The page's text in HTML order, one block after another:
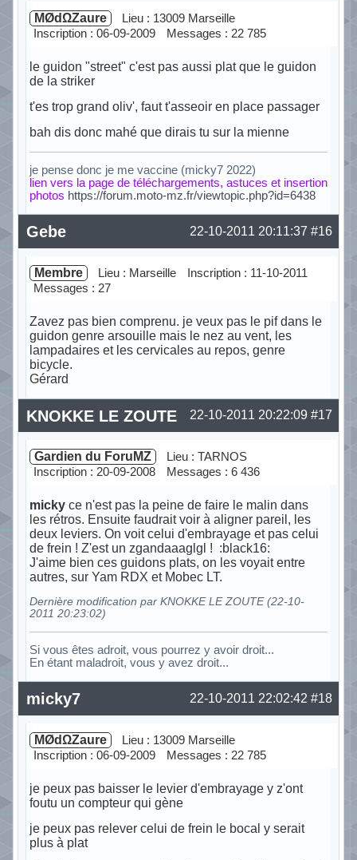
MØdΩZaure
Lieu : 13009 Marseille
Inscription : 06-09-2009
Messages : 22 785
le guidon "street" c'est pas aussi plat que le guidon
de la striker
t'es trop grand oliv', faut t'asseoir en place passager
bah dis donc mahé que dirais tu sur la mienne
je pense donc je me vaccine (micky7 2022)
lien vers la page de téléchargements, astuces et insertion
photos https://forum.moto-mz.fr/viewtopic.php?id=6438
Hors ligne #16
22-10-2011 20:11:37
Gebe
Membre Lieu : Marseille
Inscription : 11-10-2011
Messages : 27
Zavez pas bien comprenu. je veux pas le pif dans le
guidon genre arsouille mais le nez au vent, les
lampadaires et les cervicales au repos, genre
bicycle.
Gérard
Hors ligne #17
22-10-2011 20:22:09
KNOKKE LE ZOUTE
Gardien du ForuMZ
Lieu : TARNOS
Inscription : 20-09-2008
Messages : 6 436
mickyce n'est pas la peine de faire le malin dans
les rétros. Ensuite faudrait voir à aligner pareil, les
deux leviers. On voit celui d'embrayage et pas celui
de frein ! Z'est un zgandaaaglgl ! :black16:
J'aime bien ces guidons plats, on les voyait entre
autres, sur Yam RDX et Mobec LT.
Dernière modification par KNOKKE LE ZOUTE (22-10-
2011 20:23:02)
Si vous êtes adroit, vous pourrez y avoir droit...
En étant maladroit, vous y avez droit...
Hors ligne #18
22-10-2011 22:02:42
micky7
MØdΩZaure
Lieu : 13009 Marseille
Inscription : 06-09-2009
Messages : 22 785
je peux pas baisser le levier d'embrayage y z'ont
foutu un compteur qui gène
je peux pas relever celui de frein le bocal y serait
plus à plat